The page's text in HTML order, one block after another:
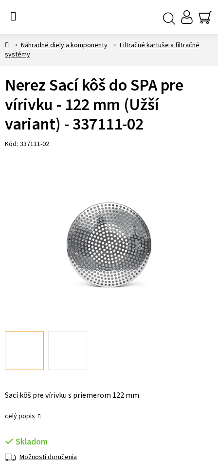
DomovNáhradné diely a komponenty
Filtračné kartuše a filtračné
systémy
Sací kôš pre vírivku s priemerom 122 mm
celý popis
Skladom
Možnosti doručenia
Nerez Sací kôš do SPA pre
vírivku - 122 mm (Užší
variant) - 337111-02
Kód: 337111-02